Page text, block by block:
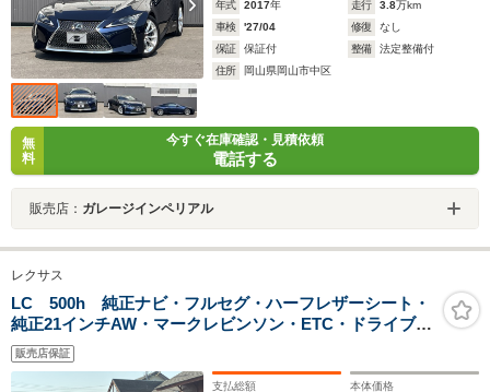
年式 2017年 走行 3.8万km
車検
'27/04 修復
なし
保証
保証付 整備
法定整備付
住所
岡山県岡山市中区
無
料
今すぐ在庫確認・見積依頼
電話する
販売店： ガレージインペリアル
レクサス
LC 500h 純正ナビ・フルセグ・ハーフレザーシート・
純正21インチAW・マークレビンソン・ETC・ドライブレ
コーダー・バックカメラ・クルーズコントロール・リア
スポイラー
販売店保証
支払総額 本体価格